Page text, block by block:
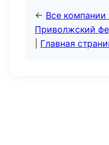
← Все компании
Приволжский
Главная